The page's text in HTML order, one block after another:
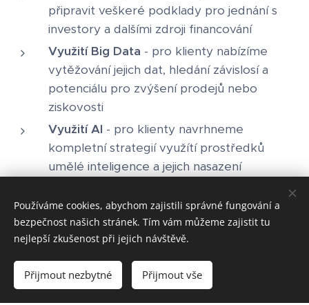
připravit veškeré podklady pro jednání s
investory a dalšími zdroji financování
Využití Big Data - pro klienty nabízíme
vytěžování jejich dat, hledání závislosí a
potenciálu pro zvýšení prodejů nebo
ziskovosti
Využití AI - pro klienty navrhneme
kompletní strategií využítí prostředků
umělé inteligence a jejich nasazení
Vytvořeno službou Webnode
Vytvořte si webové stránky zdarma!
Používáme cookies, abychom zajistili správné fungování a
bezpečnost našich stránek. Tím vám můžeme zajistit tu
nejlepší zkušenost při jejich návštěvě.
Přijmout nezbytné Přijmout vše